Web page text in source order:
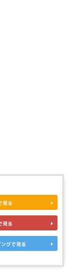
見る
見る
グで見る